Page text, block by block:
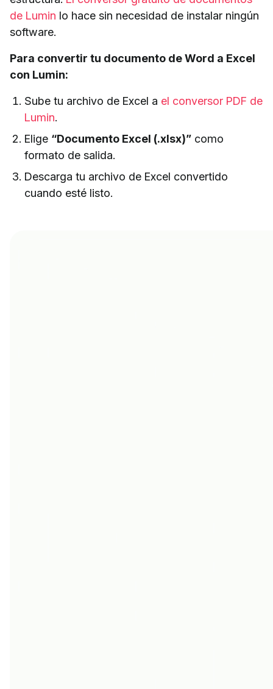
de Lumin lo hace sin necesidad de instalar ningún
software.
Para convertir tu documento de Word a Excel
con Lumin:
Sube tu archivo de Excel a el conversor PDF de
Lumin.
Elige “Documento Excel (.xlsx)” como
formato de salida.
Descarga tu archivo de Excel convertido
cuando esté listo.